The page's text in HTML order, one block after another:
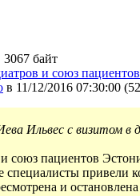
| 3067 байт
и союз
в 11/12/2016 07:30:00 (
Ильвес с визитом в
союз пациентов
привели
и